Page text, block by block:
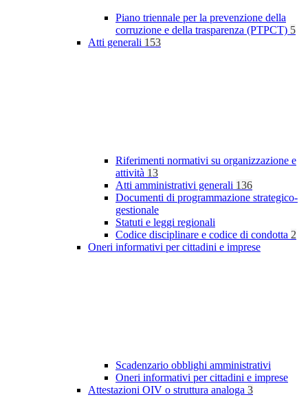
Piano triennale per la prevenzione della
corruzione e della trasparenza (PTPCT) 5
Atti generali 153
Riferimenti normativi su organizzazione e
attività 13
Atti amministrativi generali 136
Documenti di programmazione strategico-
gestionale
Statuti e leggi regionali
Codice disciplinare e codice di condotta 2
Oneri informativi per cittadini e imprese
Scadenzario obblighi amministrativi
Oneri informativi per cittadini e imprese
Attestazioni OIV o struttura analoga 3